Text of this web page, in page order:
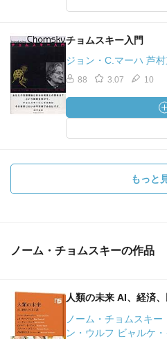
チョムスキー入門
ジョン・C.マーハ 芦
88 3.07 10
もっと
ノーム・チョムスキーの作品
人類の未来 AI、経済
ノーム・チョムスキ
ン・ウルフ ビャルケ